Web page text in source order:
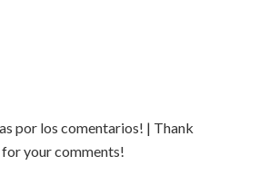
por los comentarios! | Thank
your comments!